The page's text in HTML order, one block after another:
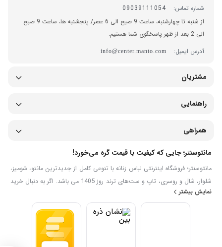
شماره تماس:
09039111054
از شنبه تا چهارشنبه، ساعت 9 صبح الی 6 عصر/ پنجشنبه ها، ساعت 9 صبح
الی 2 بعد از ظهر پاسخگوی شما هستیم.
آدرس ایمیل:
info@center.manto.com
مشتریان
راهنمایی
همراهی
مانتوسنتر؛ جایی که کیفیت با قیمت گره می‌خورد!
مانتوسنتر؛ فروشگاه اینترنتی لباس زنانه با تنوعی کامل از جدیدترین مانتو، شومیز،
شلوار، شال و روسری، تاپ و ست‌های ترند روز 1405 می باشد. اگر به دنبال خرید
اینترنتی لباس زنانه شیک، جدید با قیمت مناسب هستید، در سایت خرید لباس
زنانه مانتوسنتر می‌توانید مدل‌های متنوع را مشاهده، مقایسه و به‌صورت آنلاین
سفارش دهید. ما تلاش می‌کنیم تجربه‌ای ساده، سریع و مطمئن برای خرید
نمایش بیشتر